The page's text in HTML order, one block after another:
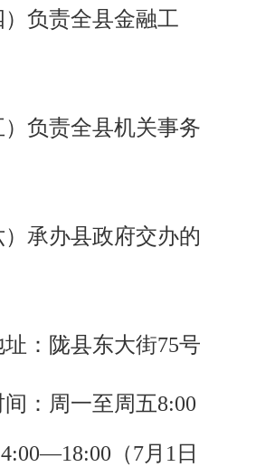
）负责全县金融工
）负责全县机关事务
）承办县政府交办的
址：陇县东大街75号
间：周一至周五8:00
（7月1日